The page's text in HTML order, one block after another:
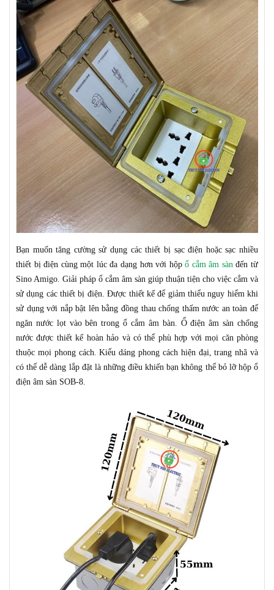
Bạn muốntăng cường sử dụng các thiết bị sạcđiện hoặc sạcnhiều
thiết bị điện cùng một lúcđa dạng hơn với hộpổ cắm âm sànđến từ
Sino Amigo. Giải pháp ổ cắm âm sàn giúp thuận tiện cho việc cắm và
sử dụng các thiết bị điện. Được thiết kế để giảm thiểu nguy hiểm khi
sử dụng với nắp bật lên bằng đồng thauchống thấm nước an toàn để
ngăn nước lọt vào bên trong ổ cắm âm bàn. Ổ điện âm sàn chống
nước được thiết kế hoàn hảo và có thể phù hợp với mọi căn phòng
thuộc mọi phong cách.Kiểu dáng phong cáchhiện đại, trang nhã và
có thể dễ dàng lắp đặtlà những điều khiến bạn không thể bỏ lỡ hộp ổ
điện âm sàn SOB-8.